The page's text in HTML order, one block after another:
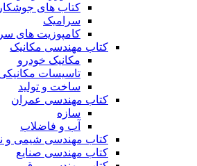
کتاب های
سرامیک
کامپوزیت های
کتاب مهندسی مکانیک
مکانیک خودرو
تاسیسات
ساخت و تولید
کتاب مهندسی عمران
سازه
آب و فاضلاب
کتاب مهندسی شیمی و
کتاب مهندسی صنایع